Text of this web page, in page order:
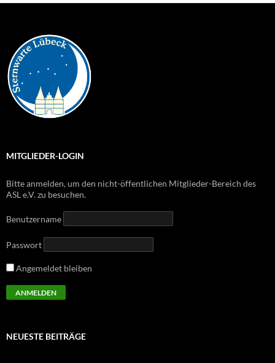
MITGLIEDER-LOGIN
Bitte anmelden, um den nicht-öffentlichen Mitglieder-Bereich des
ASL e.V. zu besuchen.
Benutzername
Passwort
Angemeldet bleiben
NEUESTE BEITRÄGE